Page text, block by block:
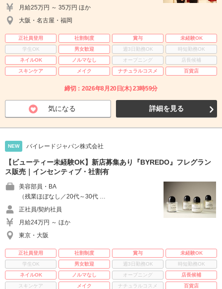
月給25万円 ～ 35万円 ほか
大阪・名古屋・福岡
正社員登用 社割制度 賞与
未経験OK
学生OK
男女歓迎 週3日勤務OK
時短勤務OK
ネイルOK
ノルマなし オープニング
店長候補
スキンケア
メイク ナチュラルコスメ 百貨店
締切：2026年8月20日(木) 23時59分
気になる 詳細を見る
NEW バイレードジャパン株式会社
【ビューティー未経験OK】新店募集あり『BYREDO』フレグラン
ス販売｜インセンティブ・社割有
美容部員・BA
（残業ほぼなし／20代～30代 …
正社員/契約社員
月給24万円 ～ ほか
東京・大阪
正社員登用 社割制度 賞与
未経験OK
学生OK
男女歓迎 週3日勤務OK
時短勤務OK
ネイルOK
ノルマなし オープニング
店長候補
スキンケア
メイク ナチュラルコスメ 百貨店